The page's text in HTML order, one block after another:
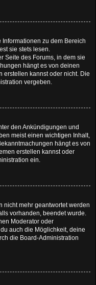
zu dem Bereich
sie stets lesen.
Seite des Forums, in dem sie
hängt es von deinen
erstellen kannst oder nicht. Die
vergeben.
den Ankündigungen und
meist einen wichtigen Inhalt,
hängt es von
erstellen kannst oder
ein.
nicht mehr geantwortet werden
vorhanden, beendet wurde.
Moderator oder
auch die Möglichkeit, deine
die Board-Administration